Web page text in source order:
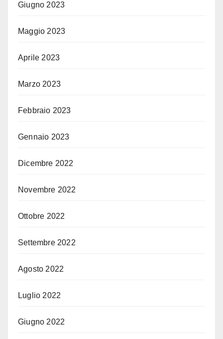
Giugno 2023
Maggio 2023
Aprile 2023
Marzo 2023
Febbraio 2023
Gennaio 2023
Dicembre 2022
Novembre 2022
Ottobre 2022
Settembre 2022
Agosto 2022
Luglio 2022
Giugno 2022